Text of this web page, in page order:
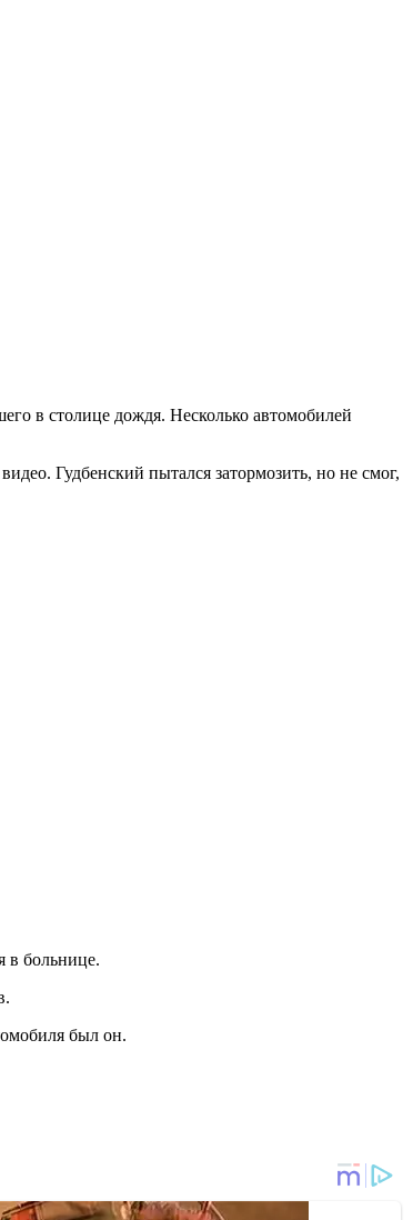
в столице дождя. Несколько автомобилей
Гудбенский пытался затормозить, но не смог,
в больнице.
был он.